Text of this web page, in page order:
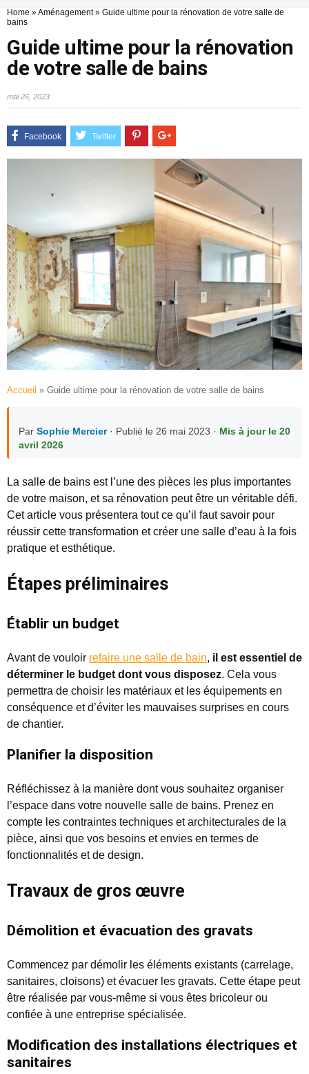
Home »Aménagement» Guide ultime pour la rénovation de votre salle de
bains
Guide ultime pour la rénovation
de votre salle de bains
mai 26, 2023
Accueil » Guide ultime pour la rénovation de votre salle de bains
Par Sophie Mercier· Publié le 26 mai 2023 · Mis à jour le 20
avril 2026
La salle de bains est l’une des pièces les plus importantes
de votre maison, et sa rénovation peut être un véritable défi.
Cet article vous présentera tout ce qu’il faut savoir pour
réussir cette transformation et créer une salle d’eau à la fois
pratique et esthétique.
Étapes préliminaires
Établir un budget
Avant de vouloir refaire une salle de bain, il est essentiel de
déterminer le budget dont vous disposez. Cela vous
permettra de choisir les matériaux et les équipements en
conséquence et d’éviter les mauvaises surprises en cours
de chantier.
Planifier la disposition
Réfléchissez à la manière dont vous souhaitez organiser
l’espace dans votre nouvelle salle de bains. Prenez en
compte les contraintes techniques et architecturales de la
pièce, ainsi que vos besoins et envies en termes de
fonctionnalités et de design.
Travaux de gros œuvre
Démolition et évacuation des gravats
Commencez par démolir les éléments existants (carrelage,
sanitaires, cloisons) et évacuer les gravats. Cette étape peut
être réalisée par vous-même si vous êtes bricoleur ou
confiée à une entreprise spécialisée.
Modification des installations électriques et
sanitaires